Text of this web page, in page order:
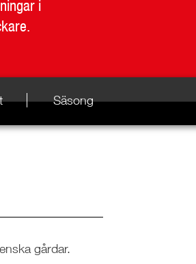
i
Säsong
gårdar.